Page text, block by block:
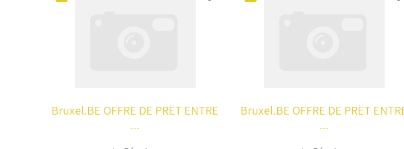
Bruxel.BE OFFRE DE PRËT ENTRE
...
Bruxel.BE OFFRE DE PRËT
...